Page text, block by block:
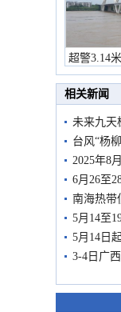
超警3.14
相关新闻
未来九天
台风“杨
2025年8
6月26至
南海热带
5月14至
5月14日
3-4日广